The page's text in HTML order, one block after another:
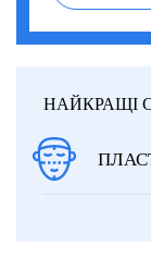
НАЙКРАЩІ